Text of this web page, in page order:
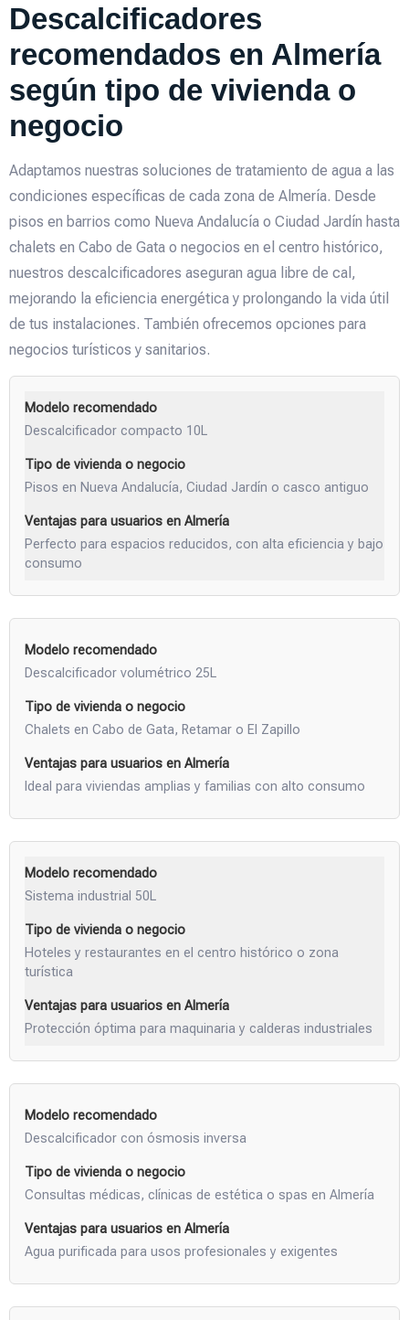
Descalcificadores
recomendados en Almería
según tipo de vivienda o
negocio
Adaptamos nuestras soluciones de tratamiento de agua a las
condiciones específicas de cada zona de Almería. Desde
pisos en barrios como Nueva Andalucía o Ciudad Jardín hasta
chalets en Cabo de Gata o negocios en el centro histórico,
nuestros descalcificadores aseguran agua libre de cal,
mejorando la eficiencia energética y prolongando la vida útil
de tus instalaciones. También ofrecemos opciones para
negocios turísticos y sanitarios.
Descalcificador compacto 10L
Pisos en Nueva Andalucía, Ciudad Jardín o casco antiguo
Perfecto para espacios reducidos, con alta eficiencia y bajo
consumo
Descalcificador volumétrico 25L
Chalets en Cabo de Gata, Retamar o El Zapillo
Ideal para viviendas amplias y familias con alto consumo
Sistema industrial 50L
Hoteles y restaurantes en el centro histórico o zona
turística
Protección óptima para maquinaria y calderas industriales
Descalcificador con ósmosis inversa
Consultas médicas, clínicas de estética o spas en Almería
Agua purificada para usos profesionales y exigentes